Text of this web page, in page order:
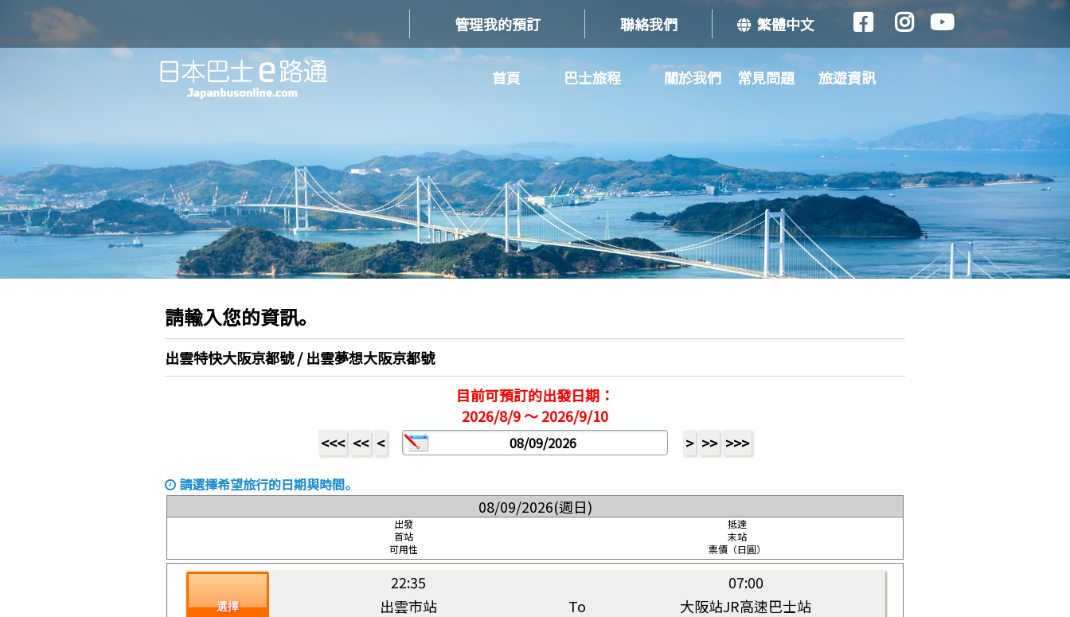
管理我的預訂 聯絡我們 繁體中文
首頁 巴士旅程 關於我們 常見問題 旅遊資訊
請輸入您的資訊。
出雲特快大阪京都號 / 出雲夢想大阪京都號
目前可預訂的出發日期：
2026/8/9 ～ 2026/9/10
<<< << < > >> >>>
請選擇希望旅行的日期與時間。
08/09/2026(週日)
出發
抵達
首站
末站
可用性
票價（日圓）
選擇
22:35
07:00
出雲市站
To
大阪站JR高速巴士站